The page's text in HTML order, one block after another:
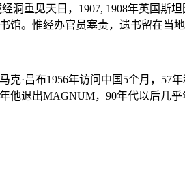
经洞重见天日，1907, 1908年英国斯
馆。惟经办官员塞责，遗书留在当
克·吕布1956年访问中国5个月，57
他退出MAGNUM，90年代以后几乎